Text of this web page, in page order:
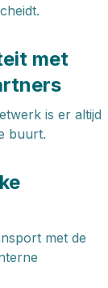
met
is er altijd
buurt.
met de